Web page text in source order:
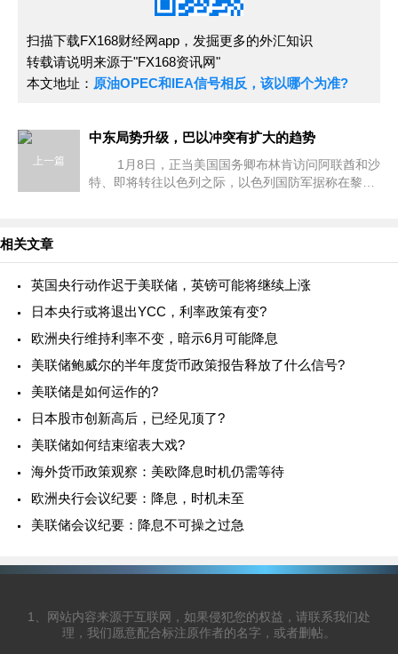
扫描下载FX168财经网app，发掘更多的外汇知识
转载请说明来源于"FX168资讯网"
本文地址： 原油OPEC和IEA信号相反，该以哪个为准?
上一篇
中东局势升级，巴以冲突有扩大的趋势
特、即将转往以色列之际，以色列国防军据称在黎巴
相关文章
英国央行动作迟于美联储，英镑可能将继续上涨
日本央行或将退出YCC，利率政策有变?
欧洲央行维持利率不变，暗示6月可能降息
美联储鲍威尔的半年度货币政策报告释放了什么信号?
美联储是如何运作的?
日本股市创新高后，已经见顶了?
美联储如何结束缩表大戏?
海外货币政策观察：美欧降息时机仍需等待
欧洲央行会议纪要：降息，时机未至
美联储会议纪要：降息不可操之过急
1、网站内容来源于互联网，如果侵犯您的权益，请联系我们处
理，我们愿意配合标注原作者的名字，或者删帖。